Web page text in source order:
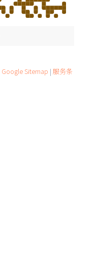
Google Sitemap | 服务条